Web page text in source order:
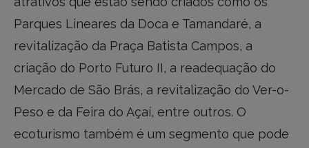
Parques Lineares da Doca e Tamandaré, a
revitalização da Praça Batista Campos, a
criação do Porto Futuro II, a readequação do
Mercado de São Brás, a revitalização do Ver-o-
Peso e da Feira do Açaí, entre outros. O
ecoturismo também é um segmento que pode